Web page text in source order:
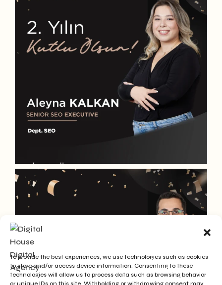
To provide the best experiences, we use technologies such as cookies
to store and/or access device information. Consenting to these
technologies will allow us to process data such as browsing behavior
or unique IDs on this site. Withholding or withdrawing consent may